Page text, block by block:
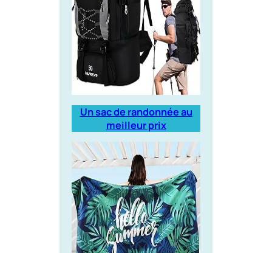
Un sac de randonnée au
meilleur prix